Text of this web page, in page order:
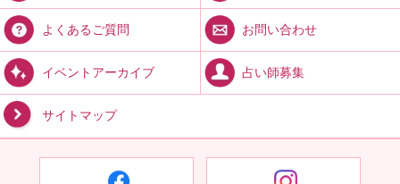
よくあるご質問 お問い合わせ
イベントアーカイブ 占い師募集
サイトマップ